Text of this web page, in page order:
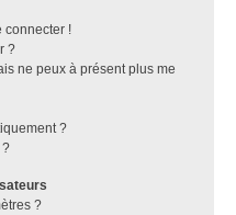
connecter !
?
ne peux à présent plus me
?
?
?